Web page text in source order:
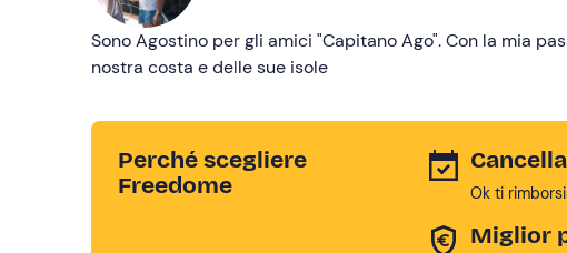
Sono Agostino per gli amici "Capitano Ago". Con la mia
nostra costa e delle sue isole
Perché scegliere
Freedome
Ok ti
Miglior